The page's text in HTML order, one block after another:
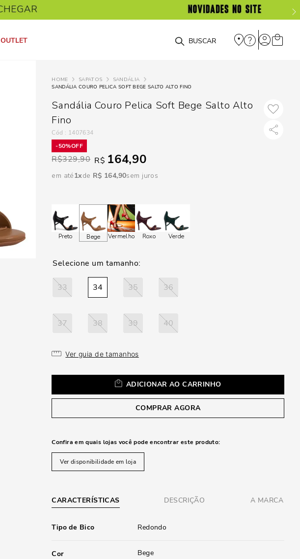
OUTLET O que você está procurando?
SAPATOS
SANDÁLIA
SANDÁLIA COURO PELICA SOFT BEGE SALTO ALTO FINO
Sandália Couro Pelica Soft Bege Salto Alto
Fino
: 1407634
50%
R$329,90 R$ 164,90
em até1 R$ 164,90sem juros
Preto Bege Vermelho Roxo Verde
33 34 35 36
37 38 39 40
Ver guia de tamanhos
ADICIONAR AO CARRINHO
COMPRAR AGORA
Confira em quais lojas você pode encontrar este produto:
Ver disponibilidade em loja
CARACTERÍSTICAS DESCRIÇÃO A MARCA
Tipo de Bico Redondo
Cor Bege